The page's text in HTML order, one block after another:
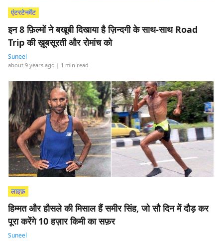
एंटरटेनमेंट
इन 8 फ़िल्मों ने बखूबी दिखाया है ज़िन्दगी के साथ-साथ Road
Trip की ख़ूबसूरती और रोमांच को
Suneel
about 9 years ago | 1 min read
लाइफ़
हिम्मत और हौसले की मिसाल हैं समीर सिंह, जो सौ दिन में दौड़ कर
पूरा करेंगे 10 हज़ार किमी का सफ़र
Suneel